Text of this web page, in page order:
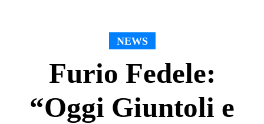
NEWS
Furio Fedele:
“Oggi Giuntoli e